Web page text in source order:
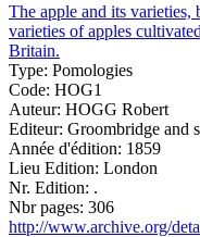
The apple and its
varieties of apples
Britain.
Type: Pomologies
Code: HOG1
Auteur: HOGG Robert
Editeur: Groombridge and
Année d'édition: 1859
Lieu Edition: London
Nr. Edition: .
Nbr pages: 306
http://www.archive.org/